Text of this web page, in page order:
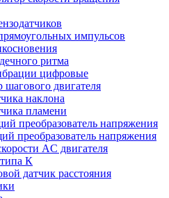
импульсов
ритма
цифровые
шагового двигателя
наклона
пламени
преобразователь напряжения
преобразователь напряжения
AC двигателя
К
датчик расстояния